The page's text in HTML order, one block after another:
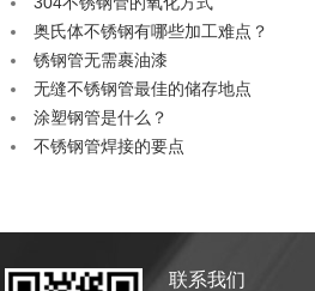
奥氏体不锈钢有哪些加工难点？
锈钢管无需裹油漆
无缝不锈钢管最佳的储存地点
涂塑钢管是什么？
不锈钢管焊接的要点
联系我们